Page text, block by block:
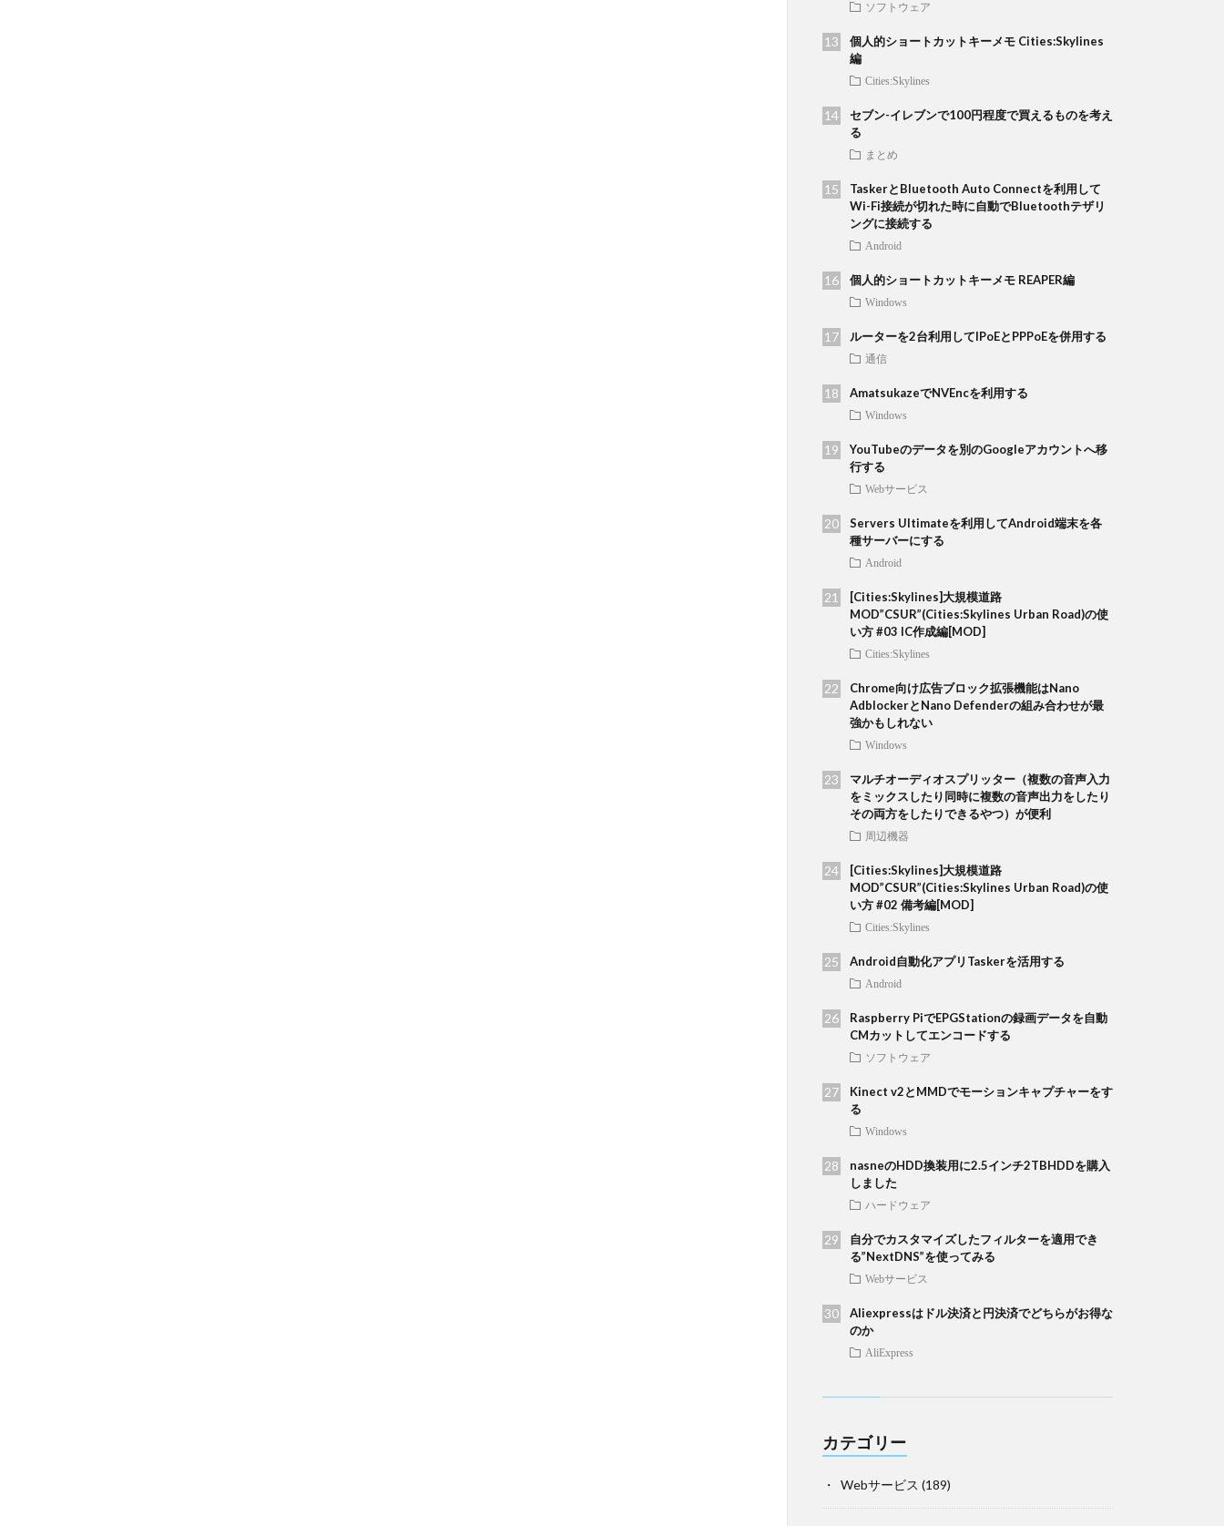
ソフトウェア
個人的ショートカットキーメモ Cities:Skylines
編
Cities:Skylines
セブン-イレブンで100円程度で買えるものを考え
る
まとめ
TaskerとBluetooth Auto Connectを利用して
Wi-Fi接続が切れた時に自動でBluetoothテザリ
ングに接続する
Android
個人的ショートカットキーメモ REAPER編
Windows
ルーターを2台利用してIPoEとPPPoEを併用する
通信
AmatsukazeでNVEncを利用する
Windows
YouTubeのデータを別のGoogleアカウントへ移
行する
Webサービス
Servers Ultimateを利用してAndroid端末を各
種サーバーにする
Android
[Cities:Skylines]大規模道路
MOD”CSUR”(Cities:Skylines Urban Road)の使
い方 #03 IC作成編[MOD]
Cities:Skylines
Chrome向け広告ブロック拡張機能はNano
AdblockerとNano Defenderの組み合わせが最
強かもしれない
Windows
マルチオーディオスプリッター（複数の音声入力
をミックスしたり同時に複数の音声出力をしたり
その両方をしたりできるやつ）が便利
周辺機器
[Cities:Skylines]大規模道路
MOD”CSUR”(Cities:Skylines Urban Road)の使
い方 #02 備考編[MOD]
Cities:Skylines
Android自動化アプリTaskerを活用する
Android
Raspberry PiでEPGStationの録画データを自動
CMカットしてエンコードする
ソフトウェア
Kinect v2とMMDでモーションキャプチャーをす
る
Windows
nasneのHDD換装用に2.5インチ2TBHDDを購入
しました
ハードウェア
自分でカスタマイズしたフィルターを適用でき
る”NextDNS”を使ってみる
Webサービス
Aliexpressはドル決済と円決済でどちらがお得な
のか
AliExpress
カテゴリー
Webサービス (189)